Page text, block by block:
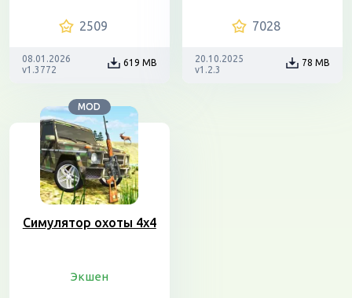
2509
08.01.2026
v1.3772
619 MB
7028
20.10.2025
v1.2.3
78 MB
MOD
Симулятор охоты 4х4
Экшен